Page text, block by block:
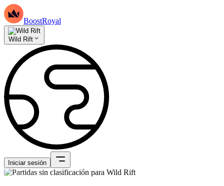
BoostRoyal
Wild Rift
Iniciar sesión